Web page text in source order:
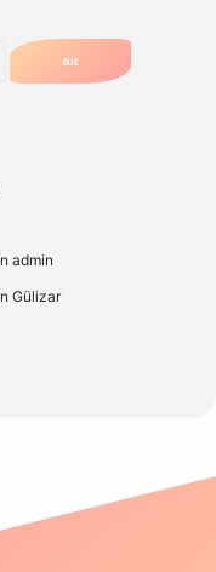
admin
Gülizar